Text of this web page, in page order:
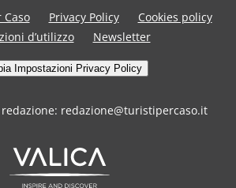
Privacy Policy
Cookies policy
d’utilizzo
Newsletter
Impostazioni Privacy Policy
redazione@turistipercaso.it